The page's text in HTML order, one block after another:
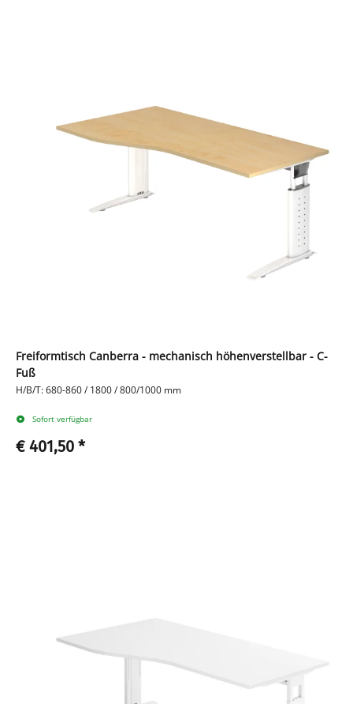
Freiformtisch Canberra - mechanisch höhenverstellbar - C-
Fuß
H/B/T: 680-860 / 1800 / 800/1000 mm
Sofort verfügbar
€ 401,50 *